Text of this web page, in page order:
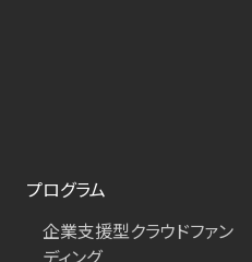
プログラム
企業支援型クラウドファン
ディング